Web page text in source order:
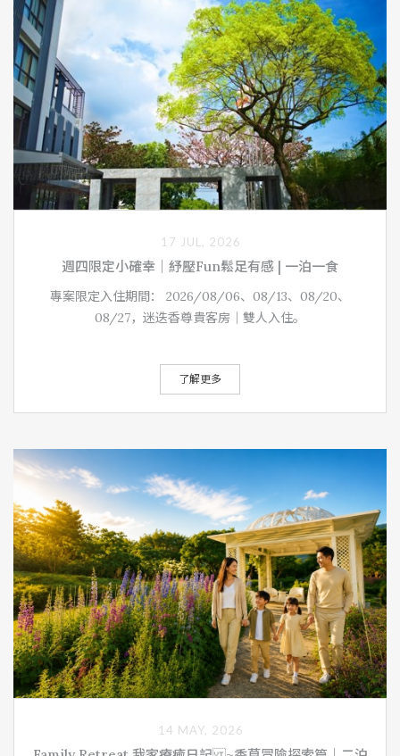
週四限定小確幸｜紓壓Fun鬆足有感 | 一泊一食
專案限定入住期間： 2026/08/06、08/13、08/20、
08/27，迷迭香尊貴客房｜雙人入住。
17 JUL, 2026
了解更多
14 MAY, 2026